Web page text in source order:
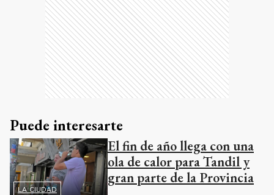
Puede interesarte
LA CIUDAD
El fin de año llega con una
ola de calor para Tandil y
gran parte de la Provincia